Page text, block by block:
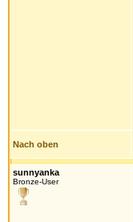
Nach oben
sunnyanka
Bronze-User